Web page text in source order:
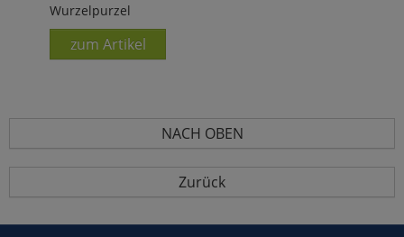
Wurzelpurzel
zum Artikel
NACH OBEN
Zurück